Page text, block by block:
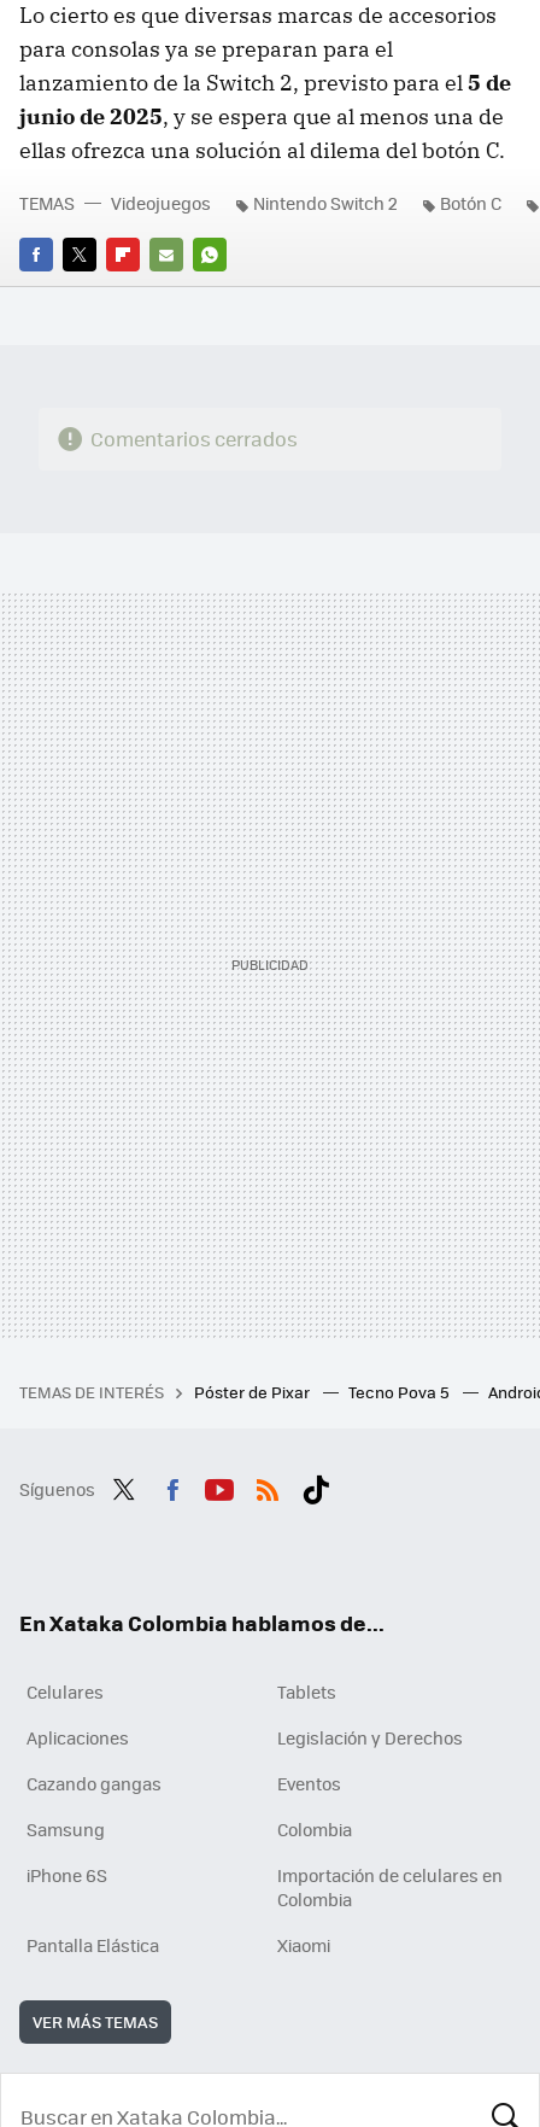
Lo cierto es que diversas marcas de accesorios
para consolas ya se preparan para el
lanzamiento de la Switch 2, previsto para el5 de
junio de 2025, y se espera que al menos una de
ellas ofrezca una solución al dilema del botón C.
FACEBOOK
TWITTERFLIPBOARD
E-
WHATSAPP
TEMAS Videojuegos Nintendo Switch 2 Botón C
Comentarios cerrados
TEMAS DE INTERÉS Póster de Pixar Tecno Pova 5
Síguenos
En Xataka Colombia hablamos de...
Celulares
Tablets
Aplicaciones
Legislación y Derechos
Cazando gangas
Eventos
Samsung
Colombia
iPhone 6S
Importación de celulares en
Colombia
Pantalla Elástica
Xiaomi
VER MÁS TEMAS